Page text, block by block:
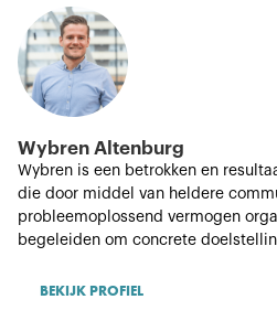
Wybren Altenburg
Wybren is een betrokken en
die door middel van heldere
probleemoplossend vermogen
begeleiden om concrete
BEKIJK PROFIEL